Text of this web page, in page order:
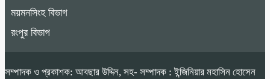
ময়মনসিংহ বিভাগ
রংপুর বিভাগ
সম্পাদক ও প্রকাশক: আবছার উদ্দিন, সহ- সম্পাদক : ইন্জিনিয়ার মহাসিন হোসেন